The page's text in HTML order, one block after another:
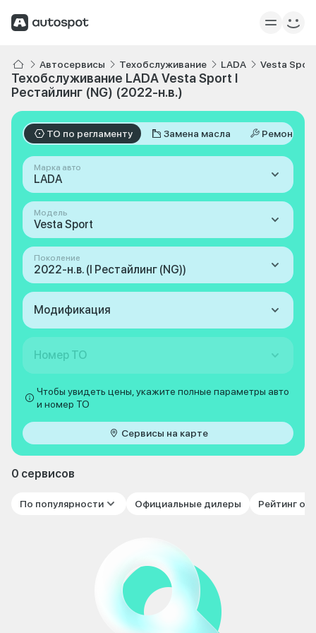
Автосервисы Техобслуживание LADA Vesta Sport
Техобслуживание LADA Vesta Sport I
Рестайлинг (NG) (2022-н.в.)
ТО по регламенту Замена масла Ремонт
Марка авто
LADA
Модель
Vesta Sport
Поколение
2022-н.в. (I Рестайлинг (NG))
Модификация
Номер ТО
Чтобы увидеть цены, укажите полные параметры авто
и номер ТО
Сервисы на карте
0 сервисов
По популярности Официальные дилеры Рейтинг